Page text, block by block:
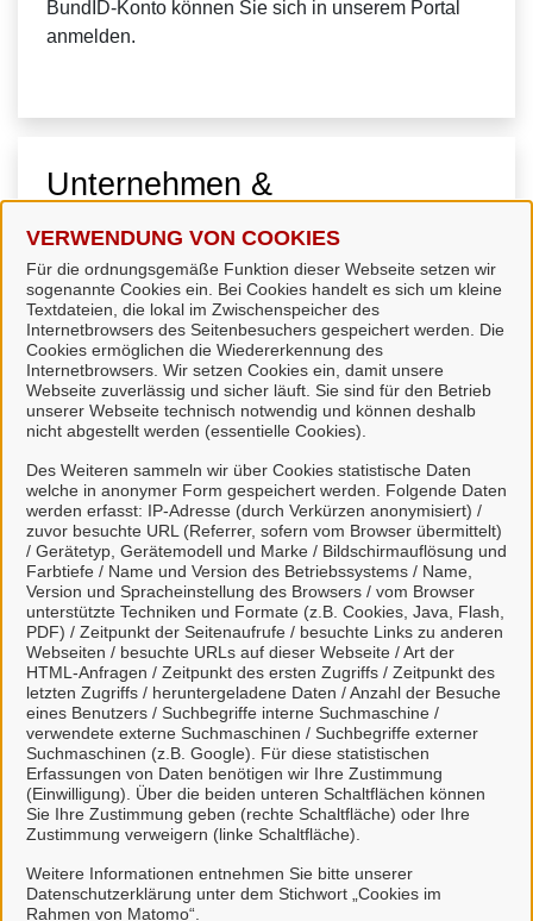
VERWENDUNG VON COOKIES
Für die ordnungsgemäße Funktion dieser Webseite setzen wir
sogenannte Cookies ein. Bei Cookies handelt es sich um kleine
Textdateien, die lokal im Zwischenspeicher des
Internetbrowsers des Seitenbesuchers gespeichert werden. Die
Cookies ermöglichen die Wiedererkennung des
Internetbrowsers. Wir setzen Cookies ein, damit unsere
Webseite zuverlässig und sicher läuft. Sie sind für den Betrieb
unserer Webseite technisch notwendig und können deshalb
nicht abgestellt werden (essentielle Cookies).
Des Weiteren sammeln wir über Cookies statistische Daten
welche in anonymer Form gespeichert werden. Folgende Daten
werden erfasst: IP-Adresse (durch Verkürzen anonymisiert) /
zuvor besuchte URL (Referrer, sofern vom Browser übermittelt)
/ Gerätetyp, Gerätemodell und Marke / Bildschirmauflösung und
Farbtiefe / Name und Version des Betriebssystems / Name,
Version und Spracheinstellung des Browsers / vom Browser
unterstützte Techniken und Formate (z.B. Cookies, Java, Flash,
PDF) / Zeitpunkt der Seitenaufrufe / besuchte Links zu anderen
Webseiten / besuchte URLs auf dieser Webseite / Art der
HTML-Anfragen / Zeitpunkt des ersten Zugriffs / Zeitpunkt des
letzten Zugriffs / heruntergeladene Daten / Anzahl der Besuche
eines Benutzers / Suchbegriffe interne Suchmaschine /
verwendete externe Suchmaschinen / Suchbegriffe externer
Suchmaschinen (z.B. Google). Für diese statistischen
Erfassungen von Daten benötigen wir Ihre Zustimmung
(Einwilligung). Über die beiden unteren Schaltflächen können
Sie Ihre Zustimmung geben (rechte Schaltfläche) oder Ihre
Zustimmung verweigern (linke Schaltfläche).
Weitere Informationen entnehmen Sie bitte unserer
Datenschutzerklärung unter dem Stichwort „Cookies im
Rahmen von Matomo“.
BundID-Konto können Sie sich in unserem Portal
anmelden.
Unternehmen &
Organisationen
Mein Unternehmenskonto
erstellen oder anmelden
Mein Unternehmenskonto ist ein zentrales Konto zur
Identifizierung von Organisationen, insbesondere:
Juristische Personen,
Vereinigungen, denen ein Recht zustehen
kann
natürliche Personen, die beruflich oder
gewerblich tätig sind.
Eine Nutzung ist aber auch durch Behörden im
Sinne von § 1 Abs. 4 Verwaltungsverfahrensgesetz
(VwVfG) möglich.